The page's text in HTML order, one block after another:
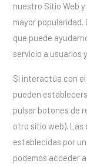
nuestro Sitio Web
mayor
que puede
servicio a usuarios
Si interactúa con
pueden
pulsar botones de
otro sitio web). Las
establecidas por
podemos acceder